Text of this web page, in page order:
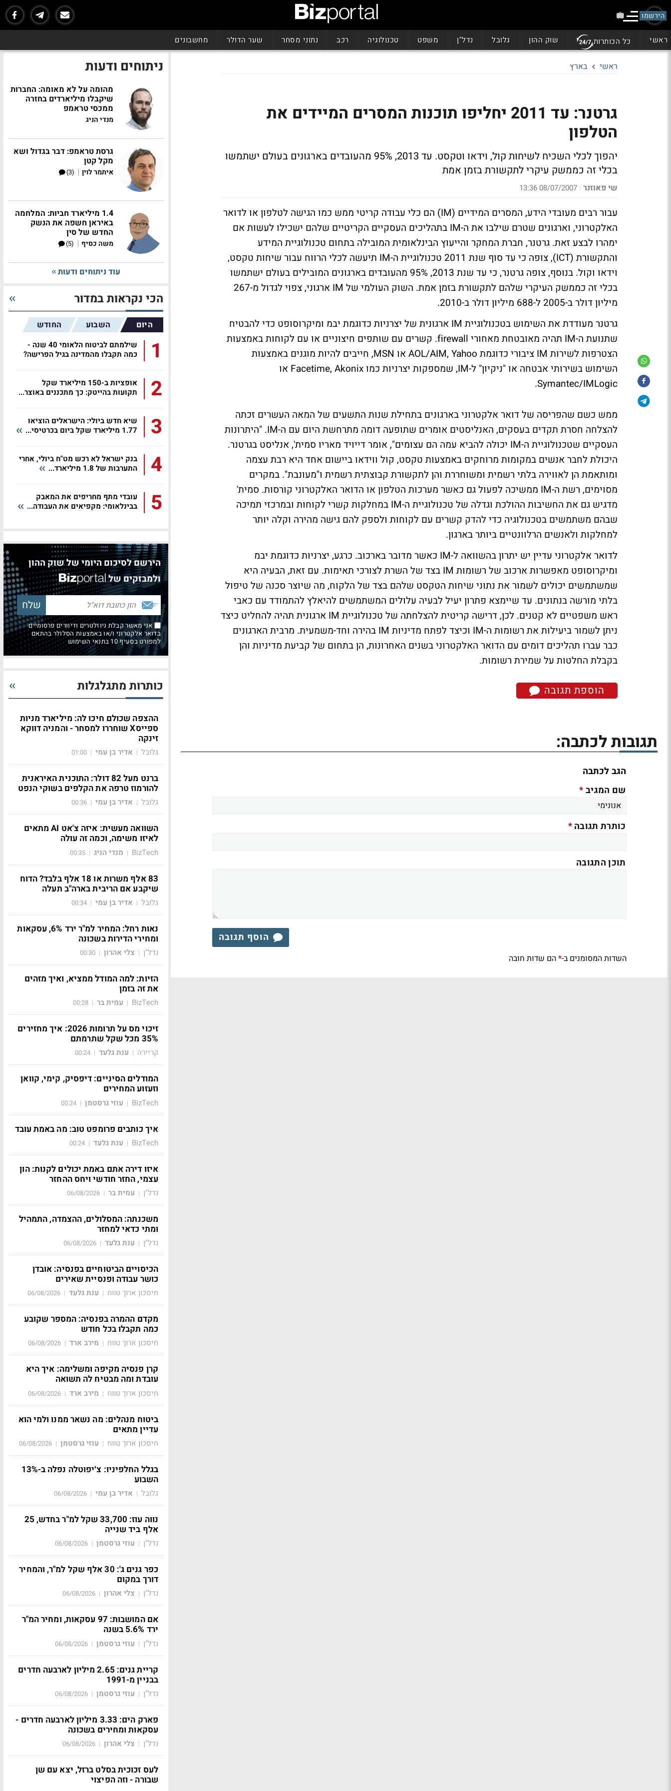
הירשמו
ראשי כל הכותרות שוק ההון גלובל נדל"ן משפט טכנולוגיה רכב נתוני מסחר שער הדולר מחשבונים
ראשי בארץ
גרטנר: עד 2011 יחליפו תוכנות המסרים המיידים את
הטלפון
יהפוך לכלי השכיח לשיחות קול, וידאו וטקסט. עד 2013, 95% מהעובדים בארגונים בעולם ישתמשו
בכלי זה כממשק עיקרי לתקשורת בזמן אמת
שי פאוזנר |
08/07/2007 13:36
עבור רבים מעובדי הידע, המסרים המידיים (IM) הם כלי עבודה קריטי ממש כמו הגישה לטלפון או לדואר
האלקטרוני, וארגונים שטרם שילבו את ה-IM בתהליכים העסקיים הקריטיים שלהם ישכילו לעשות אם
ימהרו לבצע זאת. גרטנר, חברת המחקר והייעוץ הבינלאומית המובילה בתחום טכנולוגיית המידע
והתקשורת (ICT), צופה כי עד סוף שנת 2011 טכנולוגיית ה-IM תיעשה לכלי הרווח עבור שיחות טקסט,
וידאו וקול. בנוסף, צופה גרטנר, כי עד שנת 2013, 95% מהעובדים בארגונים המובילים בעולם ישתמשו
בכלי זה כממשק העיקרי שלהם לתקשורת בזמן אמת. השוק העולמי של IM ארגוני, צפוי לגדול מ-267
מיליון דולר ב-2005 ל-688 מיליון דולר ב-2010.
גרטנר מעודדת את השימוש בטכנולוגיית IM ארגונית של יצרניות כדוגמת יבמ ומיקרוסופט כדי להבטיח
שתנועת ה-IM תהיה מאובטחת מאחורי firewall. קשרים עם שותפים חיצוניים או עם לקוחות באמצעות
הצטרפות לשירות IM ציבורי כדוגמת AOL/AIM, Yahoo או MSN, חייבים להיות מוגנים באמצעות
השימוש בשירותי אבטחה או "ניקיון" ל-IM, שמספקות יצרניות כמו Facetime, Akonix או
Symantec/IMLogic.
ממש כשם שהפריסה של דואר אלקטרוני בארגונים בתחילת שנות התשעים של המאה העשרים זכתה
להצלחה חסרת תקדים בעסקים, האנליסטים אומרים שתופעה דומה מתרחשת היום עם ה-IM. "היתרונות
העסקיים שטכנולוגיית ה-IM יכולה להביא עמה הם עצומים", אומר דייויד מאריו סמית', אנליסט בגרטנר.
היכולת לחבר אנשים במקומות מרוחקים באמצעות טקסט, קול ווידאו ביישום אחד היא רבת עצמה
ומותאמת הן לאווירה בלתי רשמית ומשוחררת והן לתקשורת קבוצתית רשמית ו"מעונבת". במקרים
מסוימים, רשת ה-IM ממשיכה לפעול גם כאשר מערכות הטלפון או הדואר האלקטרוני קורסות. סמית'
מדגיש גם את החשיבות ההולכת וגדלה של טכנולוגיית ה-IM במחלקות קשרי לקוחות ובמרכזי תמיכה
שבהם משתמשים בטכנולוגיה כדי להדק קשרים עם לקוחות ולספק להם גישה מהירה וקלה יותר
למחלקות ולאנשים הרלוונטיים ביותר בארגון.
לדואר אלקטרוני עדיין יש יתרון בהשוואה ל-IM כאשר מדובר בארכוב. כרגע, יצרניות כדוגמת יבמ
ומיקרוסופט מאפשרות ארכוב של רשומות IM בצד של השרת לצורכי תאימות. עם זאת, הבעיה היא
שמשתמשים יכולים לשמור את נתוני שיחות הטקסט שלהם בצד של הלקוח, מה שיוצר סכנה של טיפול
בלתי מורשה בנתונים. עד שיימצא פתרון יעיל לבעיה עלולים המשתמשים להיאלץ להתמודד עם כאבי
ראש משפטיים לא קטנים. לכן, דרישה קריטית להצלחתה של טכנולוגיית IM ארגונית תהיה להחליט כיצד
ניתן לשמור ביעילות את רשומות ה-IM וכיצד לפתח מדיניות IM בהירה וחד-משמעית. מרבית הארגונים
כבר עברו תהליכים דומים עם הדואר האלקטרוני בשנים האחרונות, הן בתחום של קביעת מדיניות והן
בקבלת החלטות על שמירת רשומות.
הוספת תגובה
תגובות לכתבה:
הגב לכתבה
שם המגיב*
כותרת תגובה*
תוכן התגובה
הוסף תגובה
השדות המסומנים ב-*הם שדות חובה
ניתוחים ודעות
מהומה על לא מאומה: החברות
שיקבלו מיליארדים בחזרה
ממכסי טראמפ
מנדי הניג
גרסת טראמפ: דבר בגדול ושא
מקל קטן
איתמר לוין |
(3)
1.4 מיליארד חביות: המלחמה
באיראן חשפה את הנשק
החדש של סין
משה כסיף |
(5)
עוד ניתוחים ודעות
הכי נקראות במדור
היום השבוע החודש
1
שילמתם לביטוח הלאומי 40 שנה -
כמה תקבלו מהמדינה בגיל הפרישה?
2
אופציות ב-150 מיליארד שקל
תקועות בהייטק: כך מתכננים באוצר...
3
שיא חדש ביולי: הישראלים הוציאו
1.77 מיליארד שקל ביום בכרטיסי...
4
בנק ישראל לא רכש מט"ח ביולי, אחרי
התערבות של 1.8 מיליארד...
5
עובדי מתף מחריפים את המאבק
בבינלאומי: מקפיאים את העבודה...
הירשם לסיכום היומי של שוק ההון
ולמבזקים של
אני מאשר קבלת ניוזלטרים ודיוורים פרסומיים
בדואר אלקטרוני ו/או באמצעות הסלולר בהתאם
למפורט בסעיף 10 בתנאי השימוש
כותרות מתגלגלות
ההצפה שכולם חיכו לה: מיליארד מניות
ספייסX שוחררו למסחר - והמניה דווקא
זינקה
גלובל | אדיר בן עמי |
01:00
ברנט מעל 82 דולר: התוכנית האיראנית
להורמוז טרפה את הקלפים בשוקי הנפט
גלובל | אדיר בן עמי |
00:36
השוואה מעשית: איזה צ'אט AI מתאים
לאיזו משימה, וכמה זה עולה
BizTech
| מנדי הניג |
00:35
83 אלף משרות או 18 אלף בלבד? הדוח
שיקבע אם הריבית בארה"ב תעלה
גלובל | אדיר בן עמי |
00:34
נאות רחל: המחיר למ"ר ירד 6%, עסקאות
ומחירי הדירות בשכונה
נדל"ן | צלי אהרון |
00:30
הזיות: למה המודל ממציא, ואיך מזהים
את זה בזמן
BizTech
| עמית בר |
00:28
זיכוי מס על תרומות 2026: איך מחזירים
35% מכל שקל שתרמתם
קריירה | ענת גלעד |
00:24
המודלים הסיניים: דיפסיק, קימי, קוואן
וזעזוע המחירים
BizTech
| עוזי גרסטמן |
00:24
איך כותבים פרומפט טוב: מה באמת עובד
BizTech
| ענת גלעד |
00:24
איזו דירה אתם באמת יכולים לקנות: הון
עצמי, החזר חודשי ויחס ההחזר
נדל"ן | עמית בר |
06/08/2026
משכנתה: המסלולים, ההצמדה, התמהיל
ומתי כדאי למחזר
נדל"ן | ענת גלעד |
06/08/2026
הכיסויים הביטוחיים בפנסיה: אובדן
כושר עבודה ופנסיית שאירים
חיסכון ארוך טווח | ענת גלעד |
06/08/2026
מקדם ההמרה בפנסיה: המספר שקובע
כמה תקבלו בכל חודש
חיסכון ארוך טווח | מירב ארד |
06/08/2026
קרן פנסיה מקיפה ומשלימה: איך היא
עובדת ומה מבטיח לה תשואה
חיסכון ארוך טווח | מירב ארד |
06/08/2026
ביטוח מנהלים: מה נשאר ממנו ולמי הוא
עדיין מתאים
חיסכון ארוך טווח | עוזי גרסטמן |
06/08/2026
בגלל החלפיניו: צ׳יפוטלה נפלה ב-13%
השבוע
גלובל | אדיר בן עמי |
06/08/2026
נווה עוז: 33,700 שקל למ"ר בחדש, 25
אלף ביד שנייה
נדל"ן | עוזי גרסטמן |
06/08/2026
כפר גנים ג': 30 אלף שקל למ"ר, והמחיר
דורך במקום
נדל"ן | צלי אהרון |
06/08/2026
אם המושבות: 97 עסקאות, ומחיר המ"ר
ירד 5.6% בשנה
נדל"ן | עוזי גרסטמן |
06/08/2026
קריית גנים: 2.65 מיליון לארבעה חדרים
בבניין מ-1991
נדל"ן | עוזי גרסטמן |
06/08/2026
פארק הים: 3.33 מיליון לארבעה חדרים -
עסקאות ומחירים בשכונה
נדל"ן | צלי אהרון |
06/08/2026
לעס זכוכית בסלט ברזל, יצא עם שן
שבורה - וזה הפיצוי